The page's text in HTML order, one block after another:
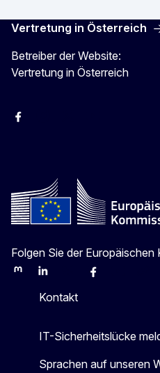
Vertretung in Österreich
Betreiber der Website:
Vertretung in Österreich
Facebook
Folgen Sie der Europäischen
MastodonLinkedInBlueskyFacebook
Kontakt
IT-Sicherheitslücke
Sprachen auf unseren